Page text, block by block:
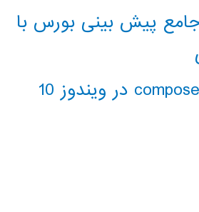
پیش بینی بورس با